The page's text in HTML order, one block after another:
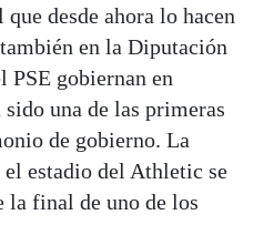
desde ahora lo hacen
en la Diputación
PSE gobiernan en
una de las primeras
de gobierno. La
estadio del Athletic se
la final de uno de los